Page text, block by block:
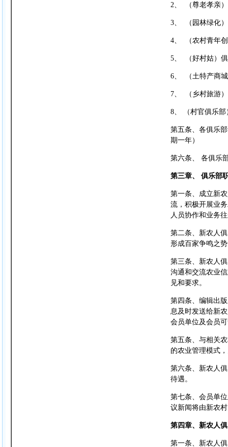
2、 （尊老孝亲
3、 （园林绿化
4、 （农村青年
5、 （好村姑）
6、 （土特产商
7、 （乡村旅游
8、 （村官俱乐部
第五条、各俱乐
期一年）
第六条、 各俱乐
第三章、 俱乐部
第一条、成立新
流，积极开展业
人员协作和业务
第二条、新农人
形成百家争鸣之
第三条、新农人
沟通和交流农业
见和要求。
第四条、编辑出
息及时发送给新
会员单位及会员
第五条、与相关
的农业管理模式
第六条、新农人
待遇。
第七条、会员单
议新闻将由新农
第四章、新农人
第一条、新农